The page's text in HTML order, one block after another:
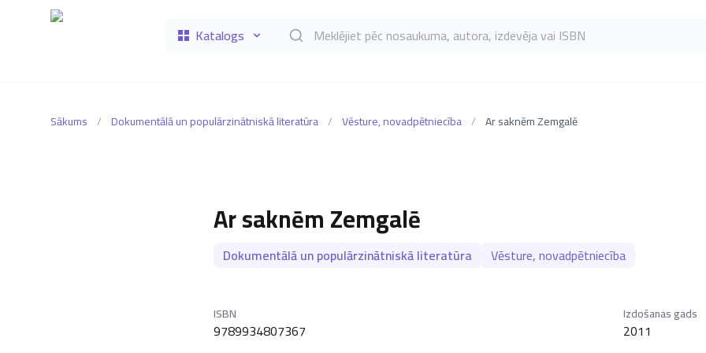
Katalogs Meklēt grāmatas pēc nosaukuma, autora, izdevēja vai ISBN
Sākums / Dokumentālā un populārzinātniskā literatūra / Vēsture, novadpētniecība / Ar saknēm Zemgalē
Ar saknēm Zemgalē
Dokumentālā un populārzinātniskā literatūra Vēsture, novadpētniecība
ISBN
9789934807367
Izdošanas gads
2011